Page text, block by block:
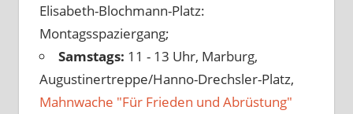
Elisabeth-Blochmann-Platz:
Montagsspaziergang;
Samstags: 11 - 13 Uhr, Marburg,
Augustinertreppe/Hanno-Drechsler-Platz,
Mahnwache "Für Frieden und Abrüstung"